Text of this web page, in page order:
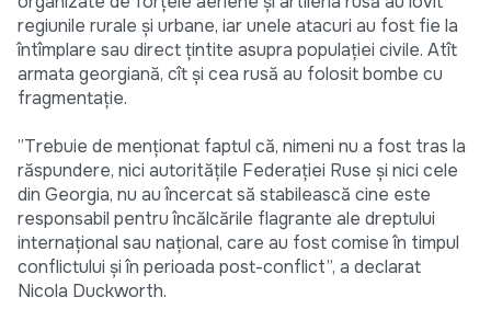
regiunile rurale şi urbane, iar unele atacuri au fost fie la
întîmplare sau direct ţintite asupra populaţiei civile. Atît
armata georgiană, cît şi cea rusă au folosit bombe cu
fragmentaţie.
”Trebuie de menţionat faptul că, nimeni nu a fost tras la
răspundere, nici autorităţile Federaţiei Ruse şi nici cele
din Georgia, nu au încercat să stabilească cine este
responsabil pentru încălcările flagrante ale dreptului
internaţional sau naţional, care au fost comise în timpul
conflictului şi în perioada post-conflict”, a declarat
Nicola Duckworth.